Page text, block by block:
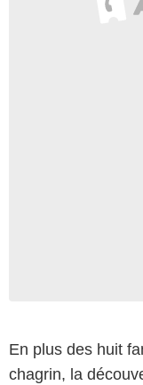
En plus des huit
chagrin, la